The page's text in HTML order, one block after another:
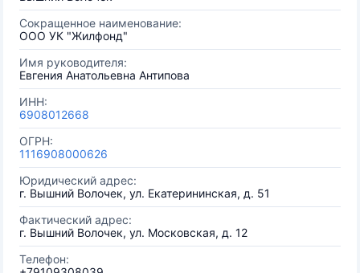
Сокращенное наименование:
ООО УК "Жилфонд"
Имя руководителя:
Евгения Анатольевна Антипова
ИНН:
6908012668
ОГРН:
1116908000626
Юридический адрес:
г. Вышний Волочек, ул. Екатерининская, д. 51
Фактический адрес:
г. Вышний Волочек, ул. Московская, д. 12
Телефон: